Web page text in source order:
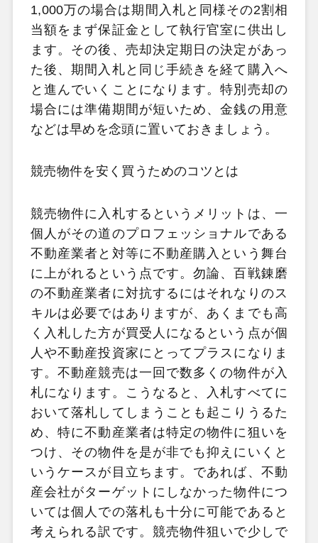
1,000万の場合は期間入札と同様その2割相
当額をまず保証金として執行官室に供出し
ます。その後、売却決定期日の決定があっ
た後、期間入札と同じ手続きを経て購入へ
と進んでいくことになります。特別売却の
場合には準備期間が短いため、金銭の用意
などは早めを念頭に置いておきましょう。
競売物件を安く買うためのコツとは
競売物件に入札するというメリットは、一
個人がその道のプロフェッショナルである
不動産業者と対等に不動産購入という舞台
に上がれるという点です。勿論、百戦錬磨
の不動産業者に対抗するにはそれなりのス
キルは必要ではありますが、あくまでも高
く入札した方が買受人になるという点が個
人や不動産投資家にとってプラスになりま
す。不動産競売は一回で数多くの物件が入
札になります。こうなると、入札すべてに
おいて落札してしまうことも起こりうるた
め、特に不動産業者は特定の物件に狙いを
つけ、その物件を是が非でも抑えにいくと
いうケースが目立ちます。であれば、不動
産会社がターゲットにしなかった物件につ
いては個人での落札も十分に可能であると
考えられる訳です。競売物件狙いで少しで